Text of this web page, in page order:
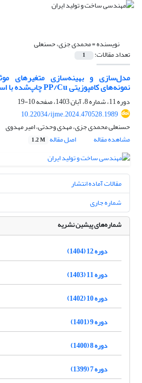
نویسنده =محمدی جزی، حسنعلی
تعداد مقالات: 1
مدل‌سازی و بهینه‌سازی متغیر‌های
نمونه‌های کامپوزیتی PP/Cu چاپ‌شده با استفاده از فرایند LDM
دوره 11، شماره 8، آبان 1403، صفحه
10-19
10.22034/ijme.2024.470528.1989
حسنعلی محمدی جزی، مهدی وحدتی، امیر مهدوی
مشاهده مقاله
اصل مقاله 1.2 M
مقالات آماده انتشار
شماره جاری
شماره‌های پیشین نشریه
دوره 12 (1404)
دوره 11 (1403)
دوره 10 (1402)
دوره 9 (1401)
دوره 8 (1400)
دوره 7 (1399)